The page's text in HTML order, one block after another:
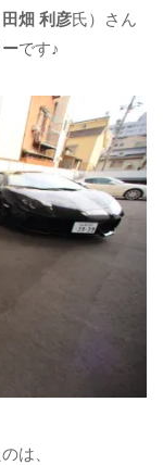
田畑 利彦氏）さん
です♪
は、